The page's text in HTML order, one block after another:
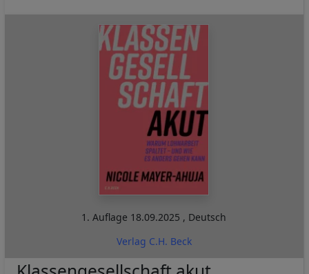
1. Auflage 18.09.2025 , Deutsch
Verlag C.H. Beck